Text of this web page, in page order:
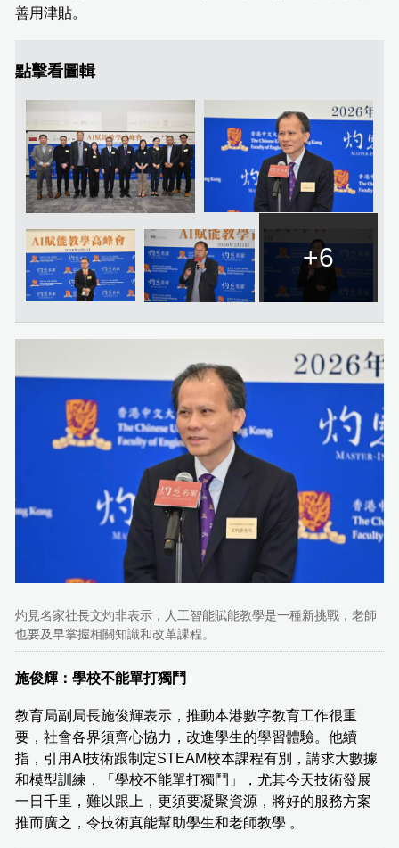
善用津貼。
點擊看圖輯
+6
灼見名家社長文灼非表示，人工智能賦能教學是一種新挑戰，老師
也要及早掌握相關知識和改革課程。
施俊輝：學校不能單打獨鬥
教育局副局長施俊輝表示，推動本港數字教育工作很重
要，社會各界須齊心協力，改進學生的學習體驗。他續
指，引用AI技術跟制定STEAM校本課程有別，講求大數據
和模型訓練，「學校不能單打獨鬥」，尤其今天技術發展
一日千里，難以跟上，更須要凝聚資源，將好的服務方案
推而廣之，令技術真能幫助學生和老師教學 。